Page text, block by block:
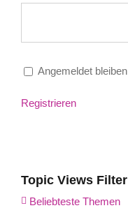
Angemeldet bleiben
Registrieren
Topic Views Filter
Beliebteste Themen